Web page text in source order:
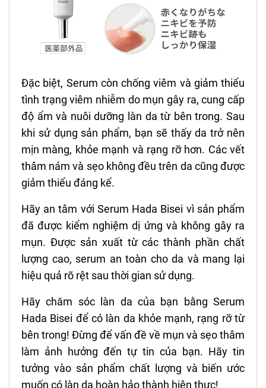
Đặc biệt, Serum còn chống viêm và giảm thiểu
tình trạng viêm nhiễm do mụn gây ra, cung cấp
độ ẩm và nuôi dưỡng làn da từ bên trong. Sau
khi sử dụng sản phẩm, bạn sẽ thấy da trở nên
mịn màng, khỏe mạnh và rạng rỡ hơn. Các vết
thâm nám và sẹo không đều trên da cũng được
giảm thiểu đáng kể.
Hãy an tâm với Serum Hada Bisei vì sản phẩm
đã được kiểm nghiệm dị ứng và không gây ra
mụn. Được sản xuất từ các thành phần chất
lượng cao, serum an toàn cho da và mang lại
hiệu quả rõ rệt sau thời gian sử dụng.
Hãy chăm sóc làn da của bạn bằng Serum
Hada Bisei để có làn da khỏe mạnh, rạng rỡ từ
bên trong! Đừng để vấn đề về mụn và sẹo thâm
làm ảnh hưởng đến tự tin của bạn. Hãy tin
tưởng vào sản phẩm chất lượng và biến ước
muốn có làn da hoàn hảo thành hiện thực!